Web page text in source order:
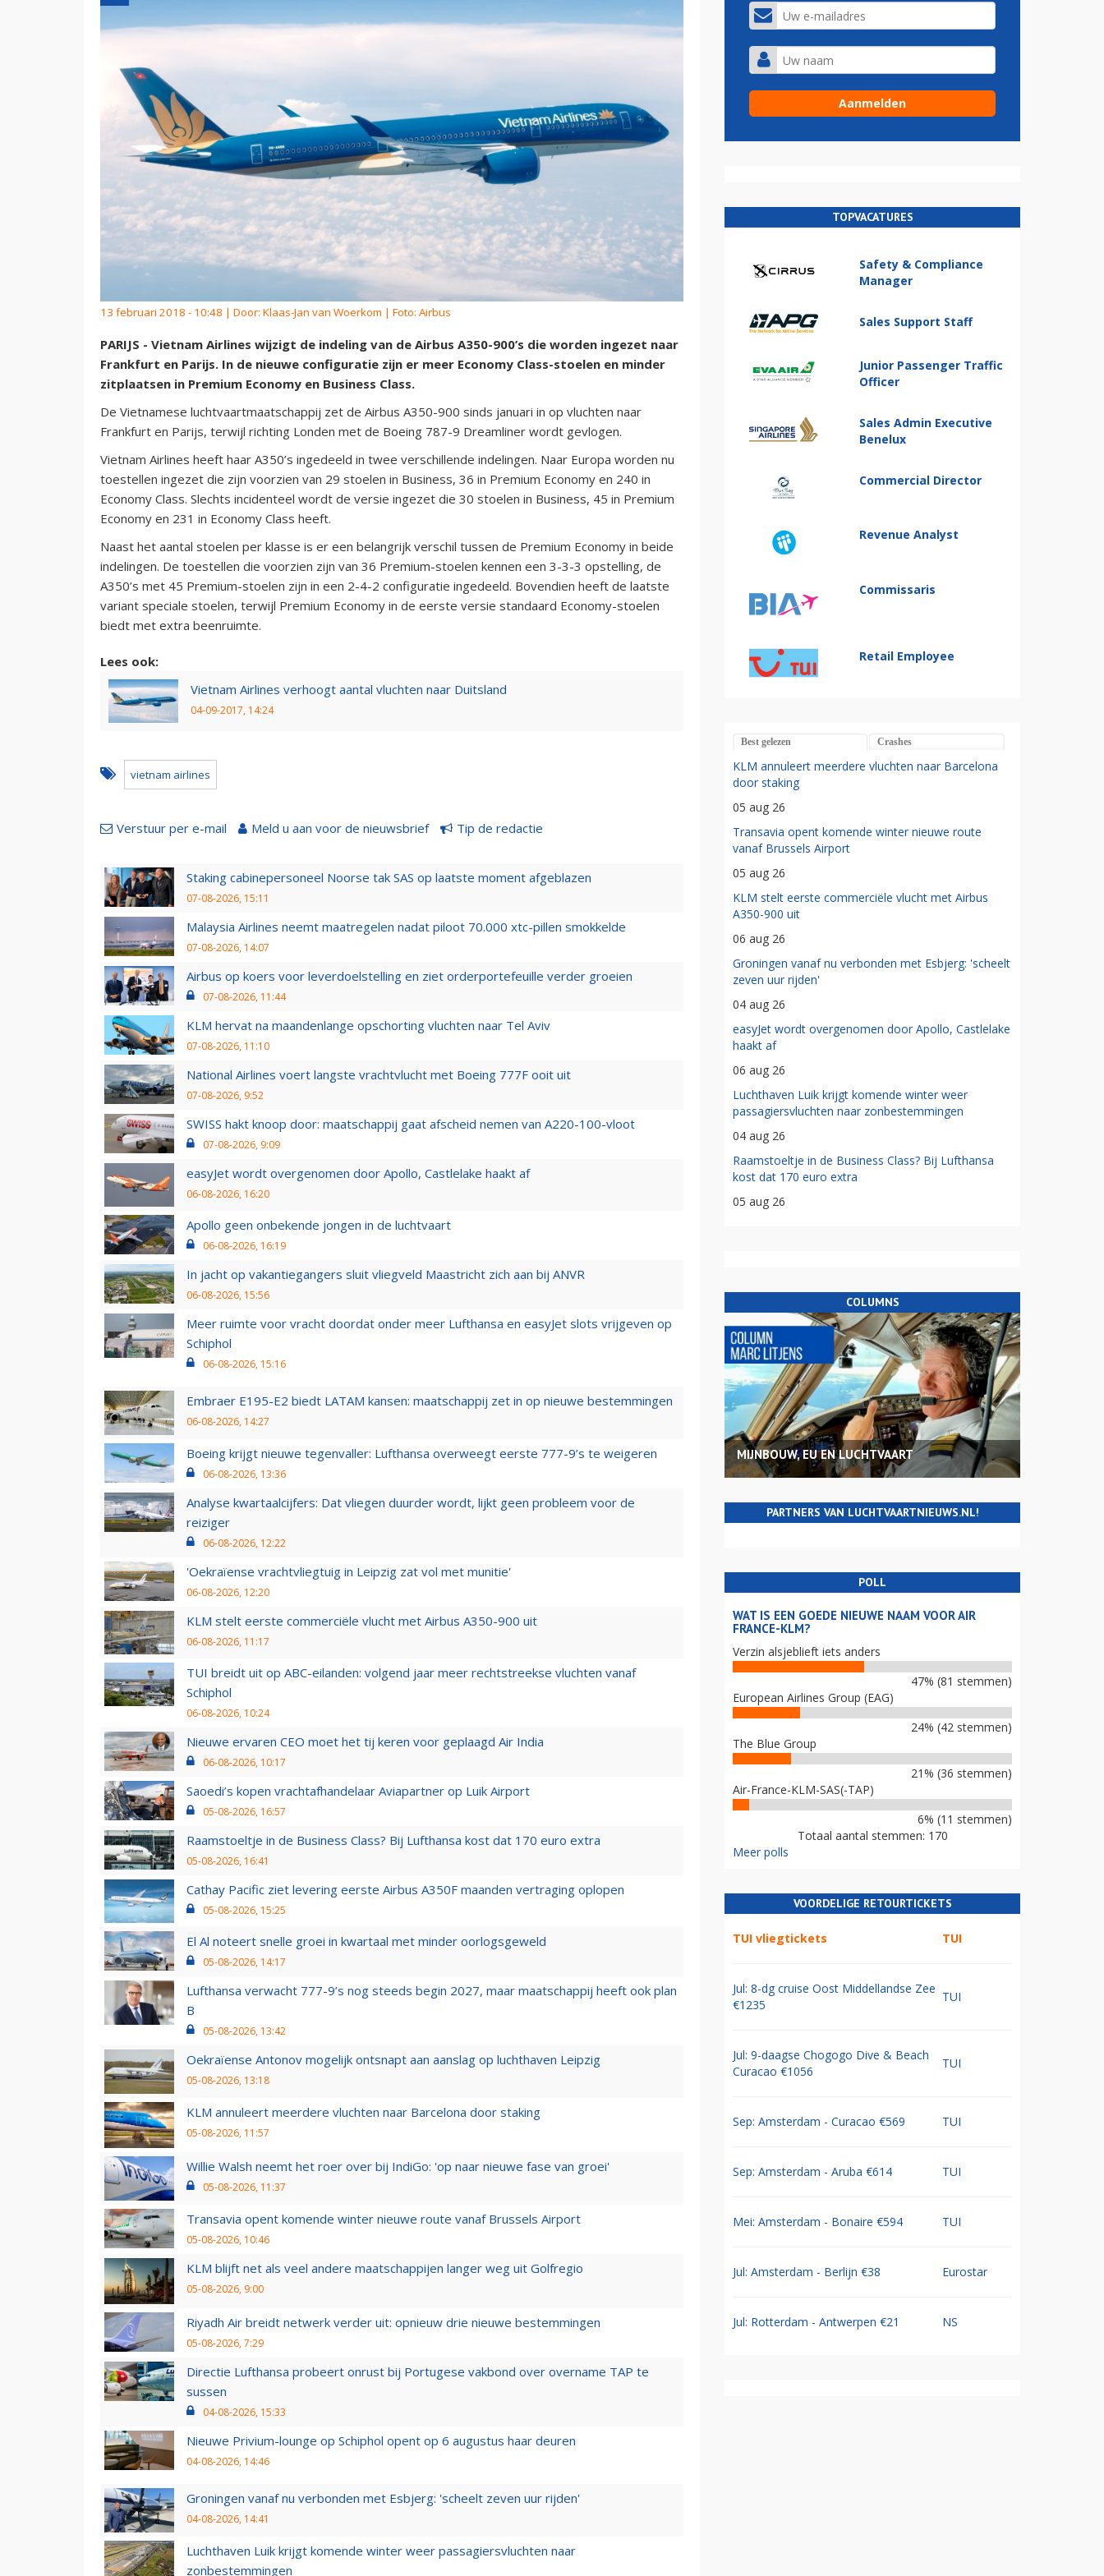
13 februari 2018 - 10:48 | Door: Klaas-Jan van Woerkom | Foto: Airbus
PARIJS - Vietnam Airlines wijzigt de indeling van de Airbus A350-900’s die worden ingezet naar
Frankfurt en Parijs. In de nieuwe configuratie zijn er meer Economy Class-stoelen en minder
zitplaatsen in Premium Economy en Business Class.
De Vietnamese luchtvaartmaatschappij zet de Airbus A350-900 sinds januari in op vluchten naar
Frankfurt en Parijs, terwijl richting Londen met de Boeing 787-9 Dreamliner wordt gevlogen.
Vietnam Airlines heeft haar A350’s ingedeeld in twee verschillende indelingen. Naar Europa worden nu
toestellen ingezet die zijn voorzien van 29 stoelen in Business, 36 in Premium Economy en 240 in
Economy Class. Slechts incidenteel wordt de versie ingezet die 30 stoelen in Business, 45 in Premium
Economy en 231 in Economy Class heeft.
Naast het aantal stoelen per klasse is er een belangrijk verschil tussen de Premium Economy in beide
indelingen. De toestellen die voorzien zijn van 36 Premium-stoelen kennen een 3-3-3 opstelling, de
A350’s met 45 Premium-stoelen zijn in een 2-4-2 configuratie ingedeeld. Bovendien heeft de laatste
variant speciale stoelen, terwijl Premium Economy in de eerste versie standaard Economy-stoelen
biedt met extra beenruimte.
Lees ook:
Vietnam Airlines verhoogt aantal vluchten naar Duitsland
04-09-2017, 14:24
vietnam airlines
Verstuur per e-mail Meld u aan voor de nieuwsbrief Tip de redactie
Staking cabinepersoneel Noorse tak SAS op laatste moment afgeblazen
07-08-2026, 15:11
Malaysia Airlines neemt maatregelen nadat piloot 70.000 xtc-pillen smokkelde
07-08-2026, 14:07
Airbus op koers voor leverdoelstelling en ziet orderportefeuille verder groeien
07-08-2026, 11:44
KLM hervat na maandenlange opschorting vluchten naar Tel Aviv
07-08-2026, 11:10
National Airlines voert langste vrachtvlucht met Boeing 777F ooit uit
07-08-2026, 9:52
SWISS hakt knoop door: maatschappij gaat afscheid nemen van A220-100-vloot
07-08-2026, 9:09
easyJet wordt overgenomen door Apollo, Castlelake haakt af
06-08-2026, 16:20
Apollo geen onbekende jongen in de luchtvaart
06-08-2026, 16:19
In jacht op vakantiegangers sluit vliegveld Maastricht zich aan bij ANVR
06-08-2026, 15:56
Meer ruimte voor vracht doordat onder meer Lufthansa en easyJet slots vrijgeven op
Schiphol
06-08-2026, 15:16
Embraer E195-E2 biedt LATAM kansen: maatschappij zet in op nieuwe bestemmingen
06-08-2026, 14:27
Boeing krijgt nieuwe tegenvaller: Lufthansa overweegt eerste 777-9’s te weigeren
06-08-2026, 13:36
Analyse kwartaalcijfers: Dat vliegen duurder wordt, lijkt geen probleem voor de
reiziger
06-08-2026, 12:22
'Oekraïense vrachtvliegtuig in Leipzig zat vol met munitie'
06-08-2026, 12:20
KLM stelt eerste commerciële vlucht met Airbus A350-900 uit
06-08-2026, 11:17
TUI breidt uit op ABC-eilanden: volgend jaar meer rechtstreekse vluchten vanaf
Schiphol
06-08-2026, 10:24
Nieuwe ervaren CEO moet het tij keren voor geplaagd Air India
06-08-2026, 10:17
Saoedi’s kopen vrachtafhandelaar Aviapartner op Luik Airport
05-08-2026, 16:57
Raamstoeltje in de Business Class? Bij Lufthansa kost dat 170 euro extra
05-08-2026, 16:41
Cathay Pacific ziet levering eerste Airbus A350F maanden vertraging oplopen
05-08-2026, 15:25
El Al noteert snelle groei in kwartaal met minder oorlogsgeweld
05-08-2026, 14:17
Lufthansa verwacht 777-9’s nog steeds begin 2027, maar maatschappij heeft ook plan
B
05-08-2026, 13:42
Oekraïense Antonov mogelijk ontsnapt aan aanslag op luchthaven Leipzig
05-08-2026, 13:18
KLM annuleert meerdere vluchten naar Barcelona door staking
05-08-2026, 11:57
Willie Walsh neemt het roer over bij IndiGo: 'op naar nieuwe fase van groei'
05-08-2026, 11:37
Transavia opent komende winter nieuwe route vanaf Brussels Airport
05-08-2026, 10:46
KLM blijft net als veel andere maatschappijen langer weg uit Golfregio
05-08-2026, 9:00
Riyadh Air breidt netwerk verder uit: opnieuw drie nieuwe bestemmingen
05-08-2026, 7:29
Directie Lufthansa probeert onrust bij Portugese vakbond over overname TAP te
sussen
04-08-2026, 15:33
Nieuwe Privium-lounge op Schiphol opent op 6 augustus haar deuren
04-08-2026, 14:46
Groningen vanaf nu verbonden met Esbjerg: 'scheelt zeven uur rijden'
04-08-2026, 14:41
Luchthaven Luik krijgt komende winter weer passagiersvluchten naar
zonbestemmingen
TOPVACATURES
Safety & Compliance
Manager
Sales Support Staff
Junior Passenger Traffic
Officer
Sales Admin Executive
Benelux
Commercial Director
Revenue Analyst
Commissaris
Retail Employee
Best gelezen Crashes
KLM annuleert meerdere vluchten naar Barcelona
door staking
05 aug 26
Transavia opent komende winter nieuwe route
vanaf Brussels Airport
05 aug 26
KLM stelt eerste commerciële vlucht met Airbus
A350-900 uit
06 aug 26
Groningen vanaf nu verbonden met Esbjerg: 'scheelt
zeven uur rijden'
04 aug 26
easyJet wordt overgenomen door Apollo, Castlelake
haakt af
06 aug 26
Luchthaven Luik krijgt komende winter weer
passagiersvluchten naar zonbestemmingen
04 aug 26
Raamstoeltje in de Business Class? Bij Lufthansa
kost dat 170 euro extra
05 aug 26
COLUMNS
MIJNBOUW, EU EN LUCHTVAART
PARTNERS VAN LUCHTVAARTNIEUWS.NL!
POLL
WAT IS EEN GOEDE NIEUWE NAAM VOOR AIR
FRANCE-KLM?
Verzin alsjeblieft iets anders
47% (81 stemmen)
European Airlines Group (EAG)
24% (42 stemmen)
The Blue Group
21% (36 stemmen)
Air-France-KLM-SAS(-TAP)
6% (11 stemmen)
Totaal aantal stemmen: 170
Meer polls
VOORDELIGE RETOURTICKETS
TUI vliegtickets TUI
Jul: 8-dg cruise Oost Middellandse Zee
€1235
TUI
Jul: 9-daagse Chogogo Dive & Beach
Curacao €1056
TUI
Sep: Amsterdam - Curacao €569 TUI
Sep: Amsterdam - Aruba €614 TUI
Mei: Amsterdam - Bonaire €594 TUI
Jul: Amsterdam - Berlijn €38 Eurostar
Jul: Rotterdam - Antwerpen €21 NS